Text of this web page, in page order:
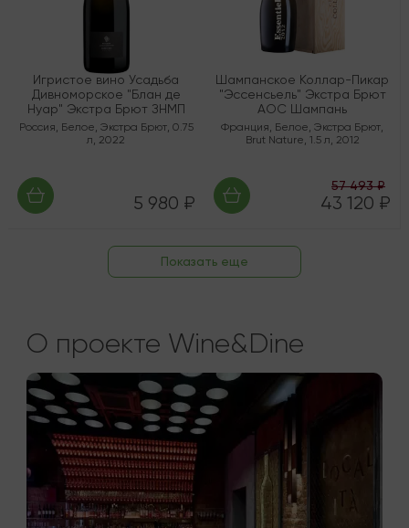
Игристое вино Усадьба
Дивноморское "Блан де
Нуар" Экстра Брют ЗНМП
Россия, Белое, Экстра Брют, 0.75
л, 2022
5 980 ₽
Шампанское Коллар-Пикар
"Эссенсьель" Экстра Брют
AOC Шампань
Франция, Белое, Экстра Брют,
Brut Nature, 1.5 л, 2012
57 493 ₽
43 120 ₽
Показать еще
О проекте Wine&Dine